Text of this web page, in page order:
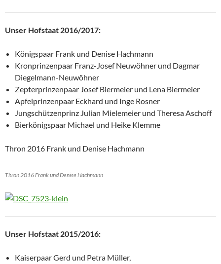
Unser Hofstaat 2016/2017:
Königspaar Frank und Denise Hachmann
Kronprinzenpaar Franz-Josef Neuwöhner und Dagmar
Diegelmann-Neuwöhner
Zepterprinzenpaar Josef Biermeier und Lena Biermeier
Apfelprinzenpaar Eckhard und Inge Rosner
Jungschützenprinz Julian Mielemeier und Theresa Aschoff
Bierkönigspaar Michael und Heike Klemme
Thron 2016 Frank und Denise Hachmann
Thron 2016 Frank und Denise Hachmann
Unser Hofstaat 2015/2016:
Kaiserpaar Gerd und Petra Müller,